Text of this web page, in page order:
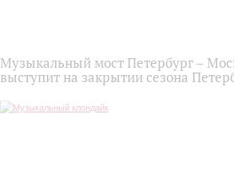
Музыкальный мост Петербург –
выступит на закрытии сезона